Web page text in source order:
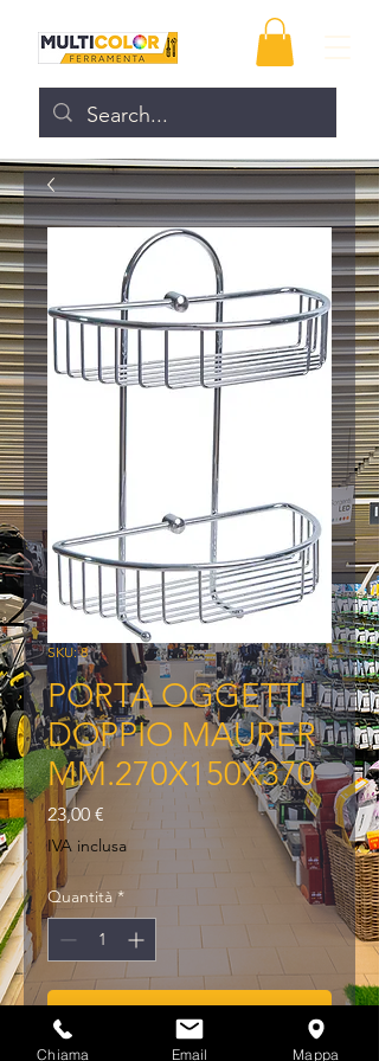
SKU: 8
PORTA OGGETTI
DOPPIO MAURER
MM.270X150X370
23,00 €
IVA inclusa
Quantità *
Aggiungi al carrello
Chiama Email Mappa